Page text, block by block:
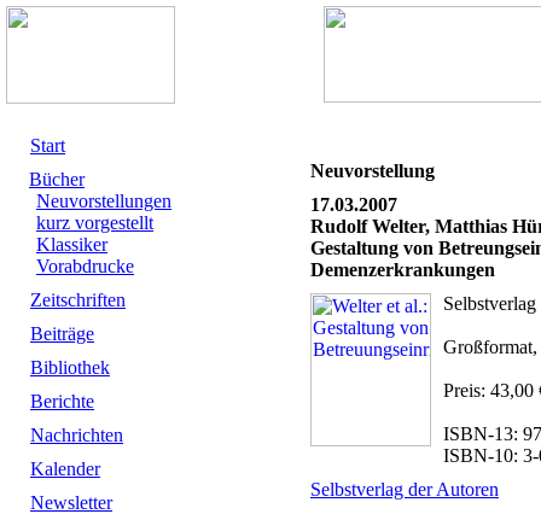
Start
Bücher
Neuvorstellungen
kurz vorgestellt
Klassiker
Vorabdrucke
Zeitschriften
Beiträge
Bibliothek
Berichte
Nachrichten
Kalender
Newsletter
Neuvorstellung
17.03.2007
Rudolf Welter, Matthias
Gestaltung von
Demenzerkrankungen
Preis:
ISBN-13:
ISBN-10:
Selbstverlag der Autoren